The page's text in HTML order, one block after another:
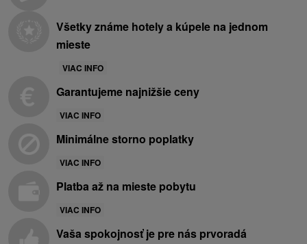
Všetky známe hotely a kúpele na jednom
mieste
VIAC INFO
Garantujeme najnižšie ceny
VIAC INFO
Minimálne storno poplatky
VIAC INFO
Platba až na mieste pobytu
VIAC INFO
Vaša spokojnosť je pre nás prvoradá